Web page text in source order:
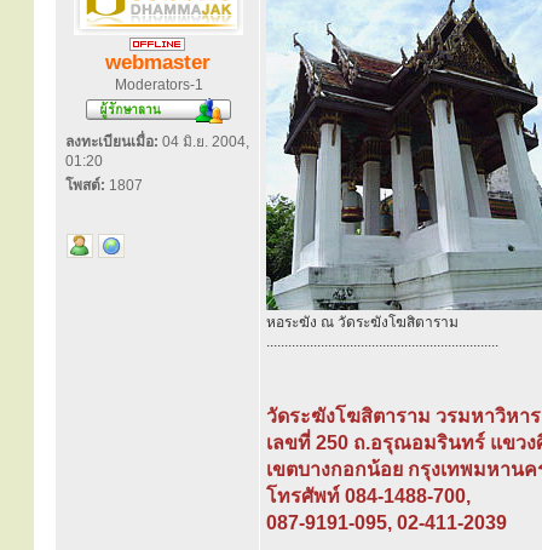
webmaster
Moderators-1
ลงทะเบียนเมื่อ: 04 มิ.ย. 2004,
01:20
โพสต์: 1807
หอระฆัง ณ วัดระฆังโฆสิตาราม
................................................................
วัดระฆังโฆสิตาราม วรมหาวิหาร
เลขที่ 250 ถ.อรุณอมรินทร์ แขวง
เขตบางกอกน้อย กรุงเทพมหานค
โทรศัพท์ 084-1488-700,
087-9191-095, 02-411-2039